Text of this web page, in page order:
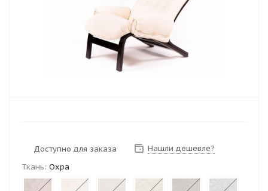
Доступно для заказа
Нашли дешевле?
Ткань: Охра